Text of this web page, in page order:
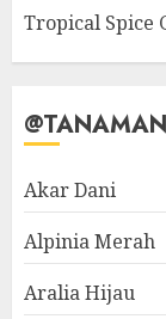
Tropical Spice
Akar Dani
Alpinia Merah
Aralia Hijau